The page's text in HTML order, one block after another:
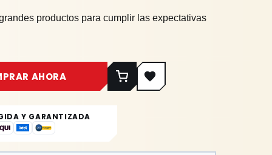
productos para cumplir las expectativas
AHORA
Y GARANTIZADA